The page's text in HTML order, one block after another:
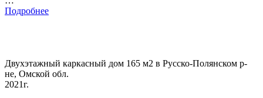
Подробнее
Двухэтажный каркасный дом 165 м2 в Русско-Полянском р-
не, Омской обл.
2021г.